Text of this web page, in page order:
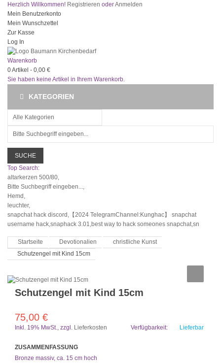
Herzlich Willkommen! Registrieren oderAnmelden
Mein Benutzerkonto
Mein Wunschzettel
Zur Kasse
Log In
Warenkorb
0Artikel - 0,00 €
Sie haben keine Artikel in Ihrem Warenkorb.
KATEGORIEN
SUCHE
Top Search:
altarkerzen 500/80,
Bitte Suchbegriff eingeben...,
Hemd,
leuchter,
snapchat hack discord,【2024 TelegramChannel:Kunghac】 snapchat
username hack,snaphack 3.01,best way to hack someones snapchat,sn
Startseite Devotionalien
christliche Kunst
Schutzengel mit Kind 15cm
Schutzengel mit Kind 15cm
75,00 €
Inkl. 19% MwSt. zzgl. Lieferkosten Verfügbarkeit: Lieferbar
ZUSAMMENFASSUNG
Bronze massiv, ca. 15 cm hoch